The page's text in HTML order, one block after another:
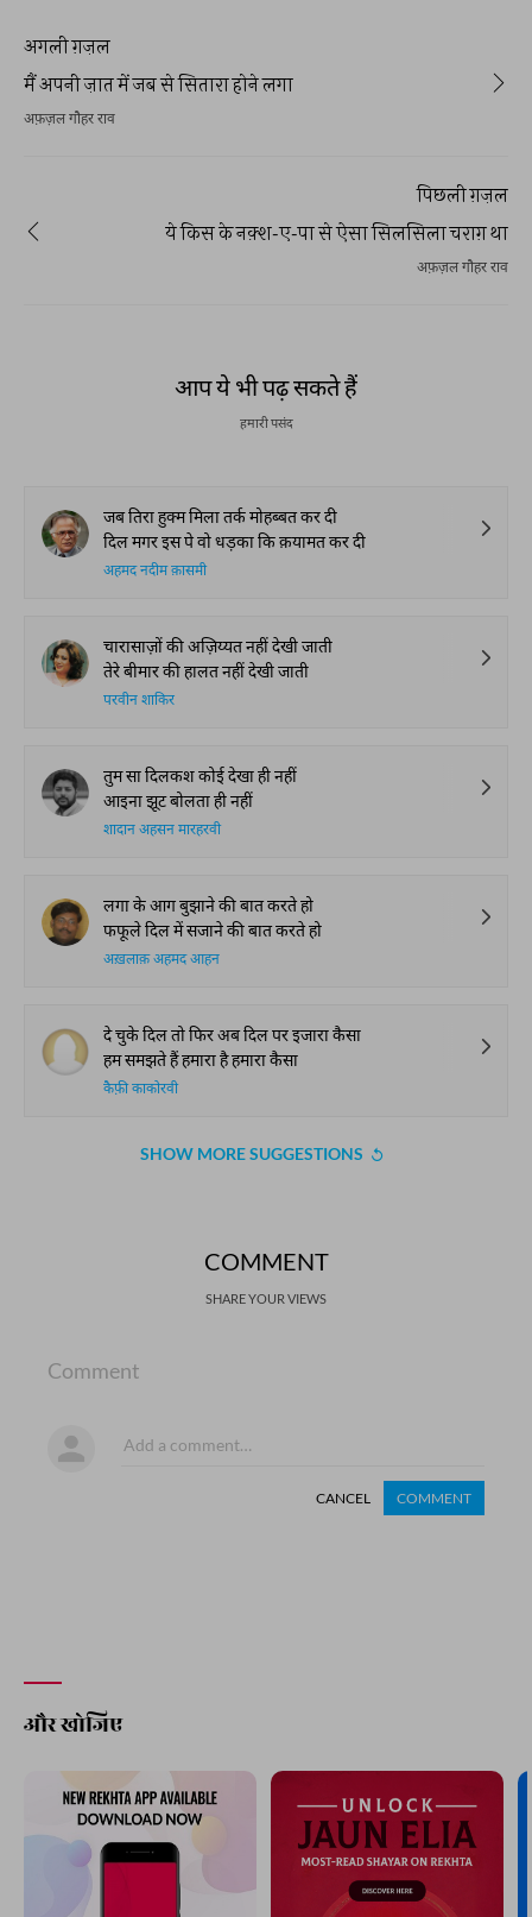
अगली ग़ज़ल
मैं अपनी ज़ात में जब से सितारा होने लगा
अफ़ज़ल गौहर राव
पिछली ग़ज़ल
ये किस के नक़्श-ए-पा से ऐसा सिलसिला चराग़ था
अफ़ज़ल गौहर राव
आप ये भी पढ़ सकते हैं
हमारी पसंद
जब तिरा हुक्म मिला तर्क मोहब्बत कर दी
दिल मगर इस पे वो धड़का कि क़यामत कर दी
अहमद नदीम क़ासमी
चारासाज़ों की अज़िय्यत नहीं देखी जाती
तेरे बीमार की हालत नहीं देखी जाती
परवीन शाकिर
तुम सा दिलकश कोई देखा ही नहीं
आइना झूट बोलता ही नहीं
शादान अहसन मारहरवी
लगा के आग बुझाने की बात करते हो
फफूले दिल में सजाने की बात करते हो
अख़लाक़ अहमद आहन
दे चुके दिल तो फिर अब दिल पर इजारा कैसा
हम समझते हैं हमारा है हमारा कैसा
कैफ़ी काकोरवी
SHOW MORE SUGGESTIONS
COMMENT
SHARE YOUR VIEWS
Comment
CANCEL COMMENT
और खोजिए